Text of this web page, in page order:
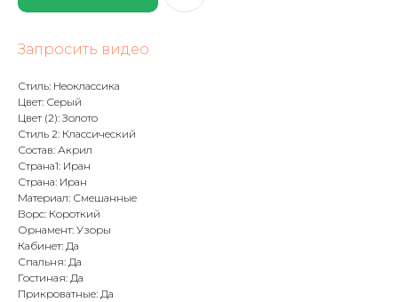
Запросить видео
Стиль: Неоклассика
Цвет: Серый
Цвет (2): Золото
Стиль 2: Классический
Состав: Акрил
Страна1: Иран
Страна: Иран
Материал: Смешанные
Ворс: Короткий
Орнамент: Узоры
Кабинет: Да
Спальня: Да
Гостиная: Да
Прикроватные: Да